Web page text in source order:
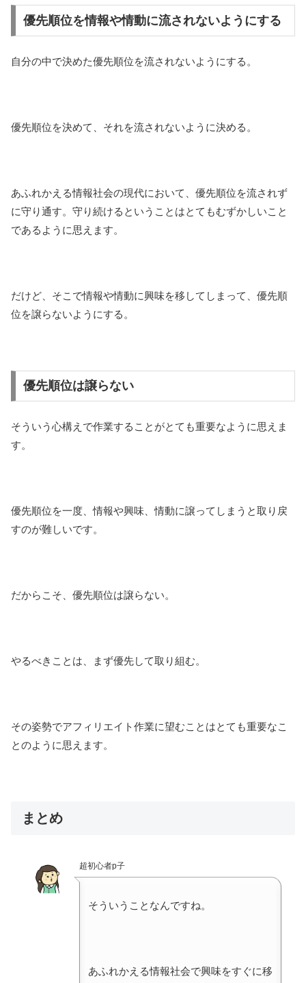
優先順位を情報や情動に流されないようにする
自分の中で決めた優先順位を流されないようにする。
優先順位を決めて、それを流されないように決める。
あふれかえる情報社会の現代において、優先順位を流されず
に守り通す。守り続けるということはとてもむずかしいこと
であるように思えます。
だけど、そこで情報や情動に興味を移してしまって、優先順
位を譲らないようにする。
優先順位は譲らない
そういう心構えで作業することがとても重要なように思えま
す。
優先順位を一度、情報や興味、情動に譲ってしまうと取り戻
すのが難しいです。
だからこそ、優先順位は譲らない。
やるべきことは、まず優先して取り組む。
その姿勢でアフィリエイト作業に望むことはとても重要なこ
とのように思えます。
まとめ
超初心者p子
そういうことなんですね。
あふれかえる情報社会で興味をすぐに移